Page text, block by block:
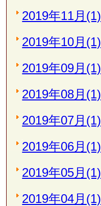
2019年11月(1)
2019年10月(1)
2019年09月(1)
2019年08月(1)
2019年07月(1)
2019年06月(1)
2019年05月(1)
2019年04月(1)